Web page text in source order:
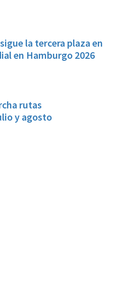
la tercera plaza en
en Hamburgo 2026
rutas
y agosto